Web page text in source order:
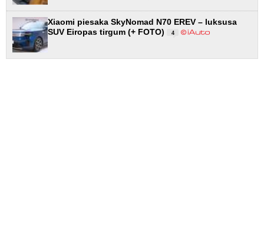
Xiaomi piesaka SkyNomad N70 EREV – luksusa
SUV Eiropas tirgum (+ FOTO)
4